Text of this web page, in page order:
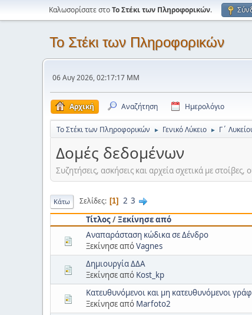
Καλωσορίσατε στοΤο Στέκι των Πληροφορικών.
Το Στέκι των Πληροφορικών
06 Αυγ 2026, 02:17:17 ΜΜ
Αρχική Αναζήτηση Ημερολόγιο
Το Στέκι των Πληροφορικών ► Γενικό Λύκειο ► Γ΄
Δομές δεδομένων
Συζητήσεις, ασκήσεις και αρχεία σχετικά με στοίβες,
Κάτω Σελίδες 1 2 3
Τίτλος/Ξεκίνησε από
Αναπαράσταση κώδικα σε Δένδρο
Ξεκίνησε απόVagnes
Δημιουργία ΔΔΑ
Ξεκίνησε από Kost_kp
Κατευθυνόμενοι και μη κατευθυνόμενοι
Ξεκίνησε από Marfoto2